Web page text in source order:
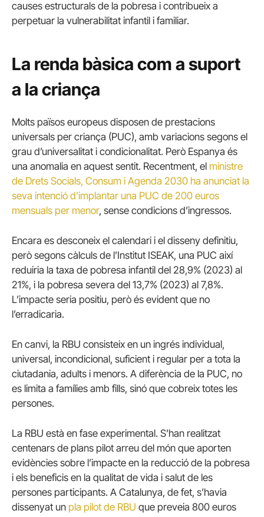
causes estructurals de la pobresa i contribueix a
perpetuar la vulnerabilitat infantil i familiar.
La renda bàsica com a suport
a la criança
Molts països europeus disposen de prestacions
universals per criança (PUC), amb variacions segons el
grau d’universalitat i condicionalitat. Però Espanya és
una anomalia en aquest sentit. Recentment, el ministre
de Drets Socials, Consum i Agenda 2030 ha anunciat la
seva intenció d’implantar una PUC de 200 euros
mensuals per menor, sense condicions d’ingressos.
Encara es desconeix el calendari i el disseny definitiu,
però segons càlculs de l’Institut ISEAK, una PUC així
reduiria la taxa de pobresa infantil del 28,9% (2023) al
21%, i la pobresa severa del 13,7% (2023) al 7,8%.
L’impacte seria positiu, però és evident que no
l’erradicaria.
En canvi, la RBU consisteix en un ingrés individual,
universal, incondicional, suficient i regular per a tota la
ciutadania, adults i menors. A diferència de la PUC, no
es limita a famílies amb fills, sinó que cobreix totes les
persones.
La RBU està en fase experimental. S’han realitzat
centenars de plans pilot arreu del món que aporten
evidències sobre l’impacte en la reducció de la pobresa
i els beneficis en la qualitat de vida i salut de les
persones participants. A Catalunya, de fet, s’havia
dissenyat un pla pilot de RBU que preveia 800 euros